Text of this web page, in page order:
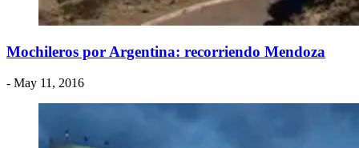
Mochileros por Argentina: recorriendo Mendoza
- May 11, 2016